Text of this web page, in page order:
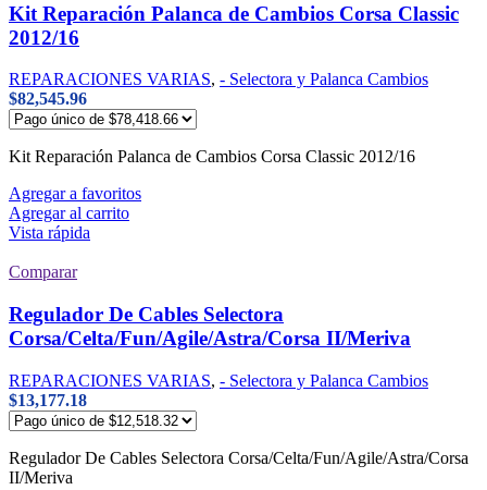
Kit Reparación Palanca de Cambios Corsa Classic
2012/16
REPARACIONES VARIAS, - Selectora y Palanca Cambios
$82,545.96
Kit Reparación Palanca de Cambios Corsa Classic 2012/16
Agregar a favoritos
Agregar al carrito
Vista rápida
Comparar
Regulador De Cables Selectora
Corsa/Celta/Fun/Agile/Astra/Corsa II/Meriva
REPARACIONES VARIAS, - Selectora y Palanca Cambios
$13,177.18
Regulador De Cables Selectora Corsa/Celta/Fun/Agile/Astra/Corsa
II/Meriva